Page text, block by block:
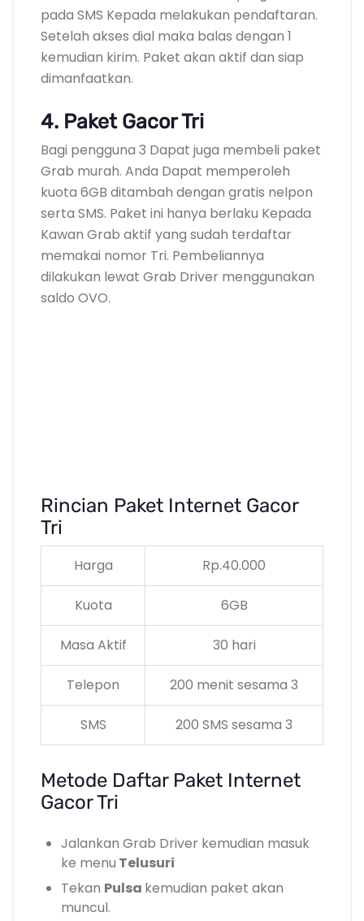
pada SMS Kepada melakukan pendaftaran.
Setelah akses dial maka balas dengan 1
kemudian kirim. Paket akan aktif dan siap
dimanfaatkan.
4. Paket Gacor Tri
Bagi pengguna 3 Dapat juga membeli paket
Grab murah. Anda Dapat memperoleh
kuota 6GB ditambah dengan gratis nelpon
serta SMS. Paket ini hanya berlaku Kepada
Kawan Grab aktif yang sudah terdaftar
memakai nomor Tri. Pembeliannya
dilakukan lewat Grab Driver menggunakan
saldo OVO.
Rincian Paket Internet Gacor
Tri
Harga Rp.40.000
Kuota 6GB
Masa Aktif 30 hari
Telepon 200 menit sesama 3
SMS 200 SMS sesama 3
Metode Daftar Paket Internet
Gacor Tri
Jalankan Grab Driver kemudian masuk
ke menu Telusuri
Tekan Pulsa kemudian paket akan
muncul.